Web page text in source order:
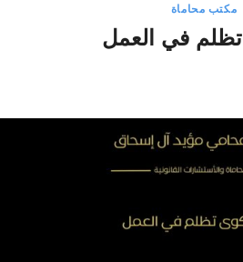
مكتب محاماة
في العمل